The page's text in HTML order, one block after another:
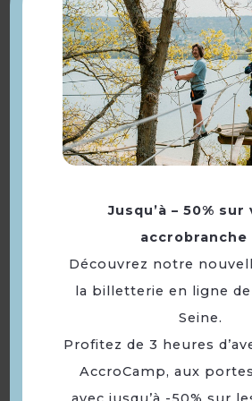
Jusqu’à – 50%
accrobranche
Découvrez notre
la billetterie en ligne de
Seine.
Profitez de 3 heures
AccroCamp, aux